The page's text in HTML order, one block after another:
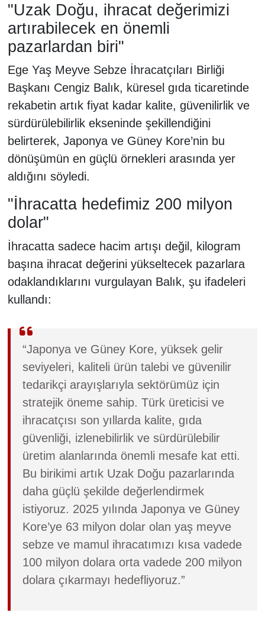
"Uzak Doğu, ihracat değerimizi
artırabilecek en önemli
pazarlardan biri"
Ege Yaş Meyve Sebze İhracatçıları Birliği
Başkanı Cengiz Balık, küresel gıda ticaretinde
rekabetin artık fiyat kadar kalite, güvenilirlik ve
sürdürülebilirlik ekseninde şekillendiğini
belirterek, Japonya ve Güney Kore’nin bu
dönüşümün en güçlü örnekleri arasında yer
aldığını söyledi.
"İhracatta hedefimiz 200 milyon
dolar"
İhracatta sadece hacim artışı değil, kilogram
başına ihracat değerini yükseltecek pazarlara
odaklandıklarını vurgulayan Balık, şu ifadeleri
kullandı:
“Japonya ve Güney Kore, yüksek gelir
seviyeleri, kaliteli ürün talebi ve güvenilir
tedarikçi arayışlarıyla sektörümüz için
stratejik öneme sahip. Türk üreticisi ve
ihracatçısı son yıllarda kalite, gıda
güvenliği, izlenebilirlik ve sürdürülebilir
üretim alanlarında önemli mesafe kat etti.
Bu birikimi artık Uzak Doğu pazarlarında
daha güçlü şekilde değerlendirmek
istiyoruz. 2025 yılında Japonya ve Güney
Kore’ye 63 milyon dolar olan yaş meyve
sebze ve mamul ihracatımızı kısa vadede
100 milyon dolara orta vadede 200 milyon
dolara çıkarmayı hedefliyoruz.”